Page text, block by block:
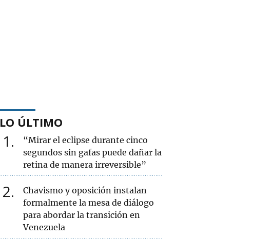
LO ÚLTIMO
1
“Mirar el eclipse durante cinco
segundos sin gafas puede dañar la
retina de manera irreversible”
2
Chavismo y oposición instalan
formalmente la mesa de diálogo
para abordar la transición en
Venezuela